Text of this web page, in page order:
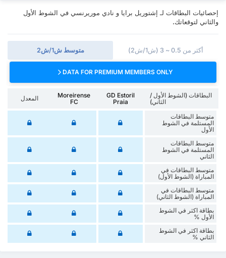
إحصائيات البطاقات لـ إشتوريل برايا و نادي موريرنسي في الشوط الأول
والثاني لتوقعاتك.
متوسط ش1/ش2 أكثر من 0.5 ~ 3 (ش1/ش2)
DATA FOR PREMIUM MEMBERS ONLY
البطاقات (الشوط الأول /
الثاني)
GD Estoril
Praia
Moreirense
FC
المعدل
متوسط البطاقات
المستلمة في الشوط
الأول
متوسط البطاقات
المستلمة في الشوط
الثاني
متوسط البطاقات في
المباراة (الشوط الأول)
متوسط البطاقات في
المباراة (الشوط الثاني)
‏بطاقة اكثر في الشوط
الأول %
‏بطاقة اكثر في الشوط
‏الثاني %